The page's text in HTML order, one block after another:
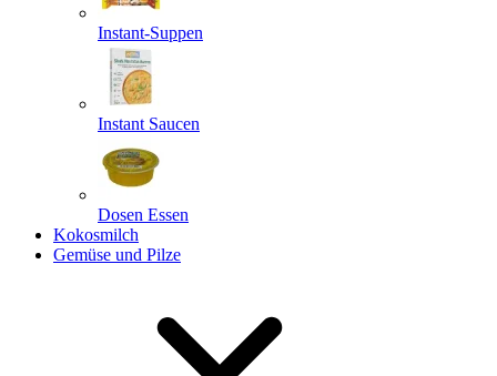
Instant-Suppen
Instant Saucen
Dosen Essen
Kokosmilch
Gemüse und Pilze